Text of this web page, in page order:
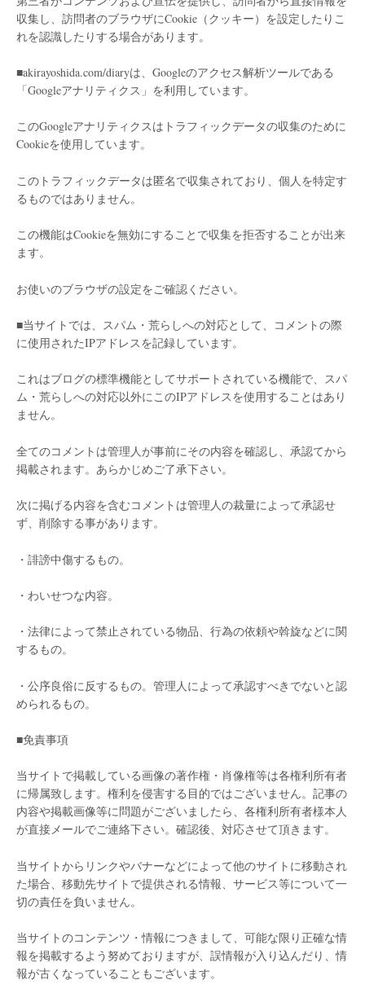
収集し、訪問者のブラウザにCookie（クッキー）を設定したりこ
れを認識したりする場合があります。
■akirayoshida.com/diaryは、Googleのアクセス解析ツールである
「Googleアナリティクス」を利用しています。
このGoogleアナリティクスはトラフィックデータの収集のために
Cookieを使用しています。
このトラフィックデータは匿名で収集されており、個人を特定す
るものではありません。
この機能はCookieを無効にすることで収集を拒否することが出来
ます。
お使いのブラウザの設定をご確認ください。
■当サイトでは、スパム・荒らしへの対応として、コメントの際
に使用されたIPアドレスを記録しています。
これはブログの標準機能としてサポートされている機能で、スパ
ム・荒らしへの対応以外にこのIPアドレスを使用することはあり
ません。
全てのコメントは管理人が事前にその内容を確認し、承認てから
掲載されます。あらかじめご了承下さい。
次に掲げる内容を含むコメントは管理人の裁量によって承認せ
ず、削除する事があります。
・誹謗中傷するもの。
・わいせつな内容。
・法律によって禁止されている物品、行為の依頼や斡旋などに関
するもの。
・公序良俗に反するもの。管理人によって承認すべきでないと認
められるもの。
■免責事項
当サイトで掲載している画像の著作権・肖像権等は各権利所有者
に帰属致します。権利を侵害する目的ではございません。記事の
内容や掲載画像等に問題がございましたら、各権利所有者様本人
が直接メールでご連絡下さい。確認後、対応させて頂きます。
当サイトからリンクやバナーなどによって他のサイトに移動され
た場合、移動先サイトで提供される情報、サービス等について一
切の責任を負いません。
当サイトのコンテンツ・情報につきまして、可能な限り正確な情
報を掲載するよう努めておりますが、誤情報が入り込んだり、情
報が古くなっていることもございます。